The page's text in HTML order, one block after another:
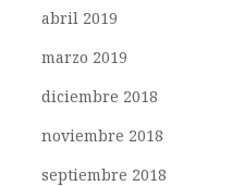
abril 2019
marzo 2019
diciembre 2018
noviembre 2018
septiembre 2018